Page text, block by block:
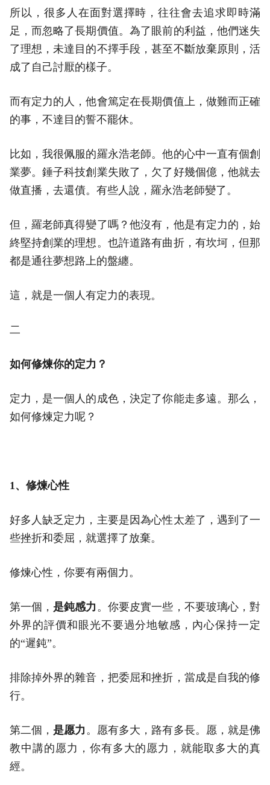
所以，很多人在面對選擇時，往往會去追求即時滿
足，而忽略了長期價值。為了眼前的利益，他們迷失
了理想，未達目的不擇手段，甚至不斷放棄原則，活
成了自己討厭的樣子。
而有定力的人，他會篤定在長期價值上，做難而正確
的事，不達目的誓不罷休。
比如，我很佩服的羅永浩老師。他的心中一直有個創
業夢。錘子科技創業失敗了，欠了好幾個億，他就去
做直播，去還債。有些人說，羅永浩老師變了。
但，羅老師真得變了嗎？他沒有，他是有定力的，始
終堅持創業的理想。也許道路有曲折，有坎坷，但那
都是通往夢想路上的盤纏。
這，就是一個人有定力的表現。
二
如何修煉你的定力？
定力，是一個人的成色，決定了你能走多遠。那么，
如何修煉定力呢？
1、修煉心性
好多人缺乏定力，主要是因為心性太差了，遇到了一
些挫折和委屈，就選擇了放棄。
修煉心性，你要有兩個力。
第一個， 是鈍感力 。你要皮實一些，不要玻璃心，對
外界的評價和眼光不要過分地敏感，內心保持一定
的“遲鈍”。
排除掉外界的雜音，把委屈和挫折，當成是自我的修
行。
第二個， 是愿力 。愿有多大，路有多長。愿，就是佛
教中講的愿力，你有多大的愿力，就能取多大的真
經。